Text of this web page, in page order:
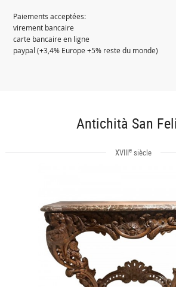
Paiements acceptées:
virement bancaire
carte bancaire en ligne
paypal (+3,4% Europe +5% reste du monde)
Antichità San
XVIIIe siècle